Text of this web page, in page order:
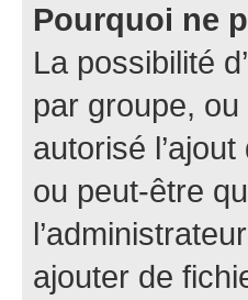
Pourquoi ne
La possibilité
par groupe,
autorisé
ou peut-être
ajouter de